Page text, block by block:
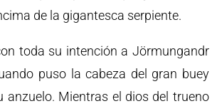
de la gigantesca serpiente.
toda su intención a Jörmungandr
puso la cabeza del gran buey
anzuelo. Mientras el dios del trueno